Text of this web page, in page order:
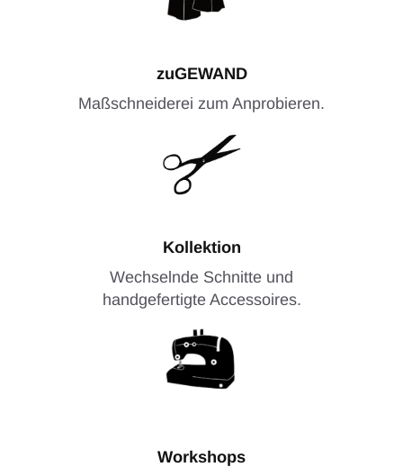
zuGEWAND
Maßschneiderei zum Anprobieren.
Kollektion
Wechselnde Schnitte und
handgefertigte Accessoires.
Workshops